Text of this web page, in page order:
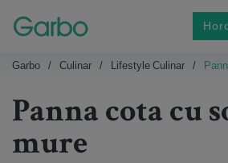
Garbo Culinar Lifestyle Culinar
Panna cota cu
mure